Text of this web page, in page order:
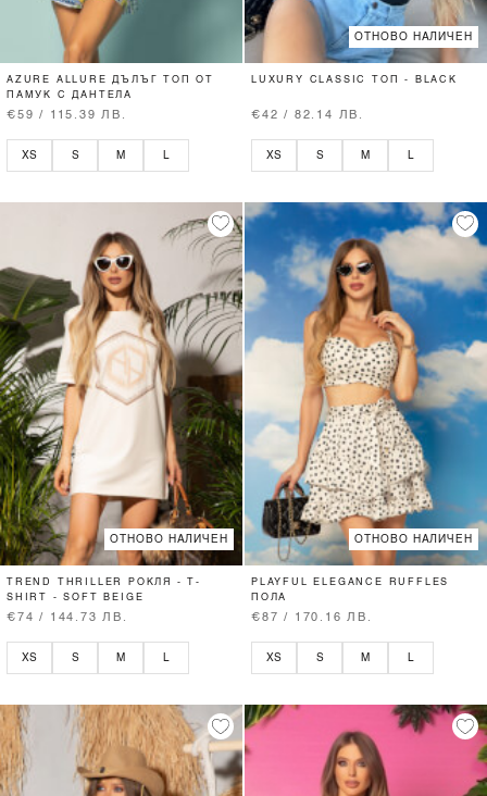
AZURE ALLURE ДЪЛЪГ ТОП ОТ
ПАМУК С ДАНТЕЛА
€59 / 115.39 ЛВ.
XS S M
ОТНОВО НАЛИЧЕН
LUXURY CLASSIC ТОП - BLACK
€42 / 82.14 ЛВ.
XS S M
ОТНОВО НАЛИЧЕН
TREND THRILLER РОКЛЯ - T-
SHIRT - SOFT BEIGE
€74 / 144.73 ЛВ.
XS S M L
ОТНОВО НАЛИЧЕН
PLAYFUL ELEGANCE RUFFLES
ПОЛА
€87 / 170.16 ЛВ.
XS S M L